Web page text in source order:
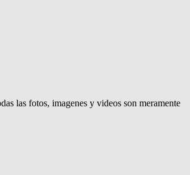
las fotos, imagenes y videos son meramente